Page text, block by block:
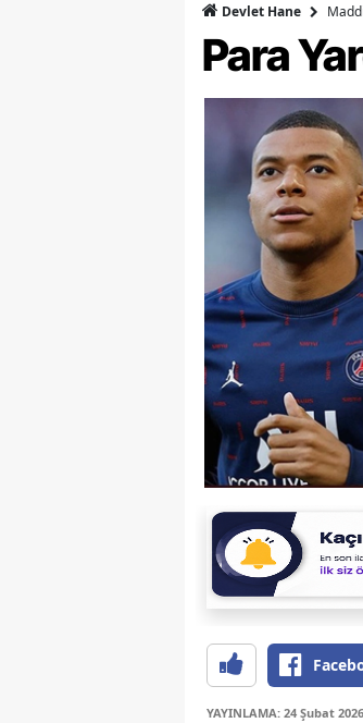
Devlet Hane
Para
YAYINLAMA: 24 Şubat